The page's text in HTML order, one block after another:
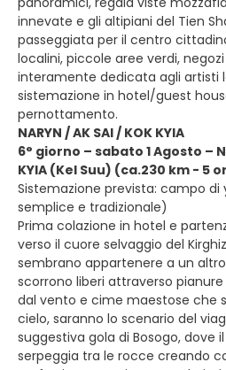
innevate e gli altipiani del Tien
passeggiata per il centro
localini, piccole aree verdi,
interamente dedicata agli artisti
sistemazione in hotel/guest
pernottamento.
NARYN / AK SAI / KOK KYIA
6° giorno – sabato 1 Agosto –
KYIA (Kel Suu) (ca.230 km - 5
Sistemazione prevista: campo
semplice e tradizionale)
Prima colazione in hotel e
verso il cuore selvaggio del
sembrano appartenere a un
scorrono liberi attraverso
dal vento e cime maestose che
cielo, saranno lo scenario del
suggestiva gola di Bosogo, dove
serpeggia tra le rocce creando